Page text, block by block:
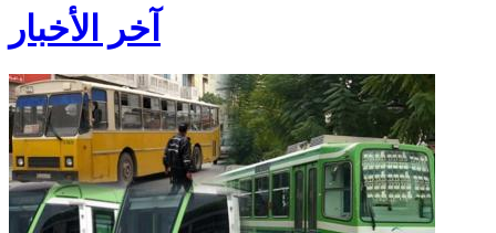
آخر الأخبار